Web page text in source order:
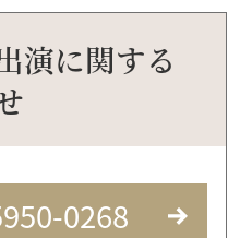
演に関する
0268